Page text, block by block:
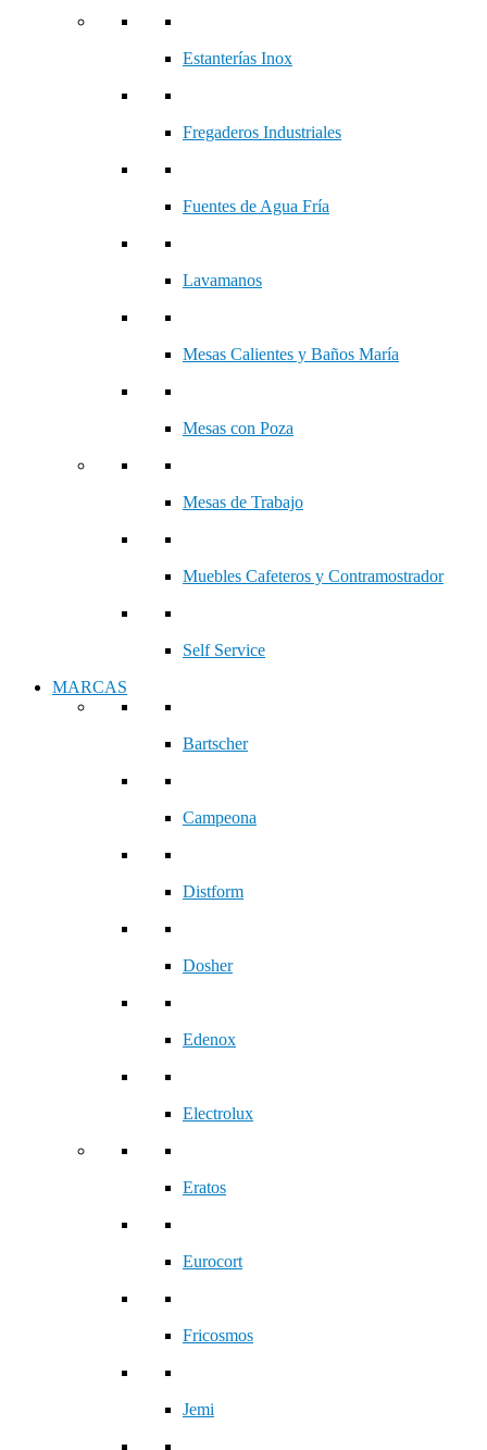
Estanterías Inox
Fregaderos Industriales
Fuentes de Agua Fría
Lavamanos
Mesas Calientes y Baños María
Mesas con Poza
Mesas de Trabajo
Muebles Cafeteros y Contramostrador
Self Service
MARCAS
Bartscher
Campeona
Distform
Dosher
Edenox
Electrolux
Eratos
Eurocort
Fricosmos
Jemi